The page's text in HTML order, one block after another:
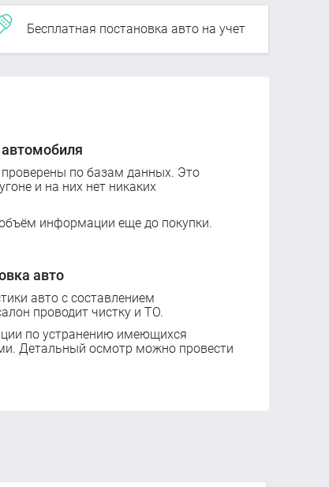
Бесплатная постановка авто на учет
по базам данных. Это
и на них нет никаких
информации еще до покупки.
авто
авто с составлением
проводит чистку и ТО.
по устранению имеющихся
Детальный осмотр можно провести